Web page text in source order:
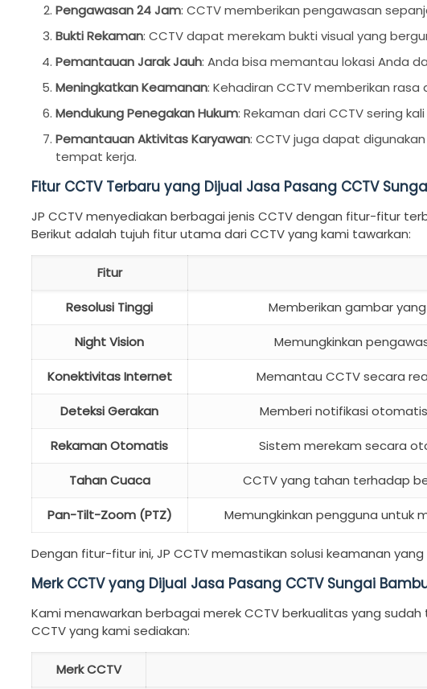
Pengawasan 24 Jam: CCTV memberikan pengawasan
Bukti Rekaman: CCTV dapat merekam bukti visual yang
Pemantauan Jarak Jauh: Anda bisa memantau lokasi Anda
Meningkatkan Keamanan: Kehadiran CCTV memberikan
Mendukung Penegakan Hukum: Rekaman dari CCTV sering
Pemantauan Aktivitas Karyawan: CCTV juga dapat
tempat kerja.
Fitur CCTV Terbaru yang Dijual Jasa Pasang CCTV
JP CCTV menyediakan berbagai jenis CCTV dengan fitur-fitur
Berikut adalah tujuh fitur utama dari CCTV yang kami tawarkan:
Fitur
Resolusi Tinggi Memberikan gambar
Night Vision Memungkinkan
Konektivitas Internet Memantau CCTV secara
Deteksi Gerakan Memberi notifikasi
Rekaman Otomatis Sistem merekam secara
Tahan Cuaca CCTV yang tahan terhadap
Pan-Tilt-Zoom (PTZ) Memungkinkan pengguna untuk
Dengan fitur-fitur ini, JP CCTV memastikan solusi keamanan
Merk CCTV yang Dijual Jasa Pasang CCTV Sungai
Kami menawarkan berbagai merek CCTV berkualitas yang
CCTV yang kami sediakan:
Merk CCTV